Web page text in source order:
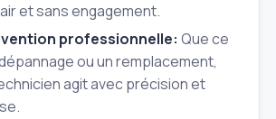
et sans engagement.
professionnelle: Que ce
ou un remplacement,
agit avec précision et